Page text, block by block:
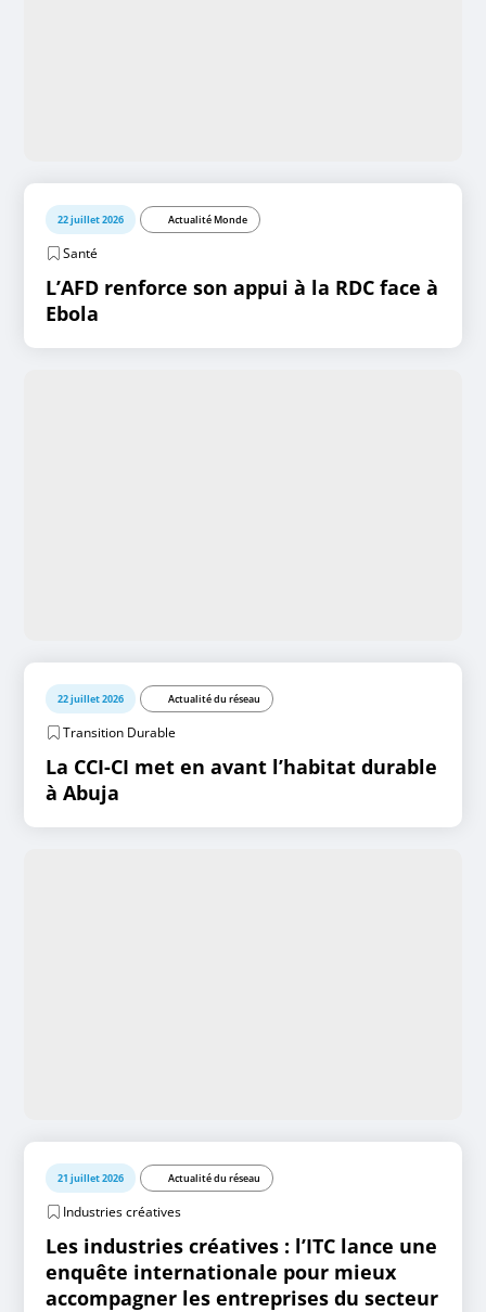
22 juillet 2026 Actualité Monde
Santé
L’AFD renforce son appui à la RDC face à
Ebola
22 juillet 2026 Actualité du réseau
Transition Durable
La CCI-CI met en avant l’habitat durable
à Abuja
21 juillet 2026 Actualité du réseau
Industries créatives
Les industries créatives : l’ITC lance une
enquête internationale pour mieux
accompagner les entreprises du secteur